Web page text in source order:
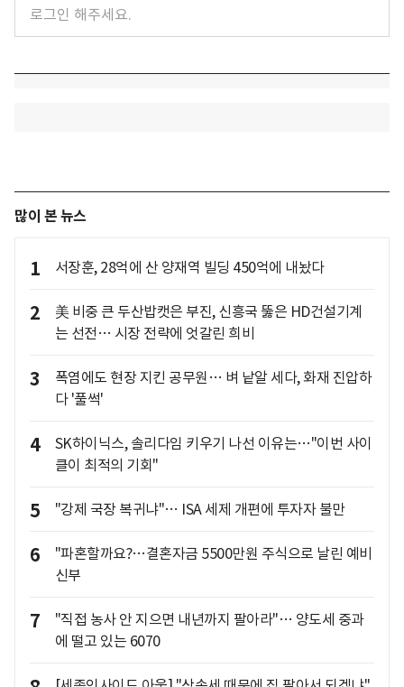
많이 본 뉴스
1 서장훈, 28억에 산 양재역 빌딩 450억에 내놨다
2
美 비중 큰 두산밥캣은 부진, 신흥국 뚫은 HD건설기계
는 선전… 시장 전략에 엇갈린 희비
3
폭염에도 현장 지킨 공무원… 벼 낱알 세다, 화재 진압하
다 '풀썩'
4
SK하이닉스, 솔리다임 키우기 나선 이유는…"이번 사이
클이 최적의 기회"
5 "강제 국장 복귀냐"… ISA 세제 개편에 투자자 불만
6
"파혼할까요?…결혼자금 5500만원 주식으로 날린 예비
신부
7
"직접 농사 안 지으면 내년까지 팔아라"… 양도세 중과
에 떨고 있는 6070